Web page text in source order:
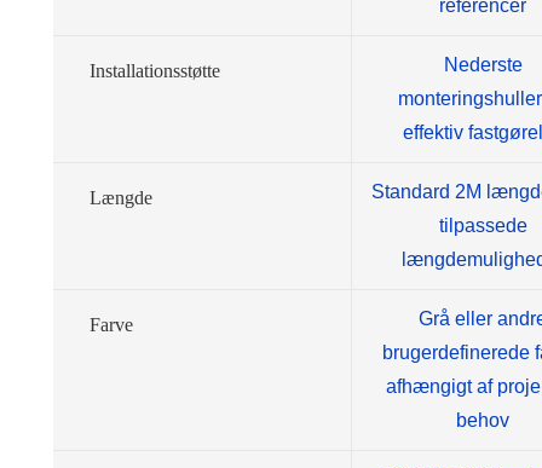
referencer
Installationsstøtte
Nederste
effektiv
Længde
Standard 2M
tilpassede
Farve
Grå eller
brugerdefinerede
afhængigt af
behov